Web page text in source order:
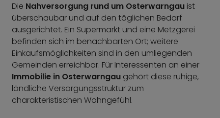
Die Nahversorgung rund um Osterwarngau ist
überschaubar und auf den täglichen Bedarf
ausgerichtet. Ein Supermarkt und eine Metzgerei
befinden sich im benachbarten Ort; weitere
Einkaufsmöglichkeiten sind in den umliegenden
Gemeinden erreichbar. Für Interessenten an einer
Immobilie in Osterwarngau gehört diese ruhige,
ländliche Versorgungsstruktur zum
charakteristischen Wohngefühl.